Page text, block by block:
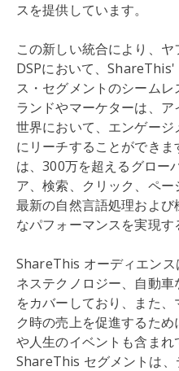
スを提供しています。
この新しい統合により、
DSPにおいて、
ス・セグメントのシーム
ランドやマーケターは、
世界において、エンゲー
にリーチすることができ
は、300万を超えるグロー
ア、検索、クリック、ペー
最新の自然言語処理およ
なパフォーマンスを実現す
ShareThis オーディエン
ネステクノロジー、自動
をカバーしており、また
ク時の売上を促進するた
や人生のイベントも含ま
ShareThis セグメントは